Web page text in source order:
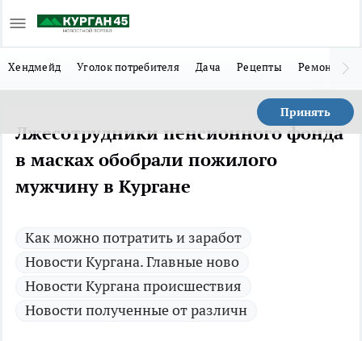
Хендмейд Уголок потребителя Дача Рецепты Ремонт
Принять
Лжесотрудники пенсионного фонда
в масках обобрали пожилого
мужчину в Кургане
Как можно потратить и заработ
Новости Кургана. Главные ново
Новости Кургана происшествия
Новости полученные от различн